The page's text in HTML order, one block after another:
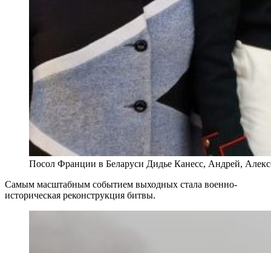
Посол Франции в Беларуси Дидье Канесс, Андрей,
Самым масштабным событием выходных стала военно-
историческая реконструкция битвы.